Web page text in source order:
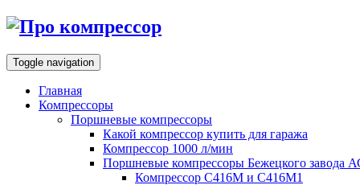
Toggle navigation
Главная
Компрессоры
Поршневые компрессоры
Какой компрессор купить для гаража
Компрессор 1000 л/мин
Поршневые компрессоры Бежецкого завода
Компрессор С416М и С416М1